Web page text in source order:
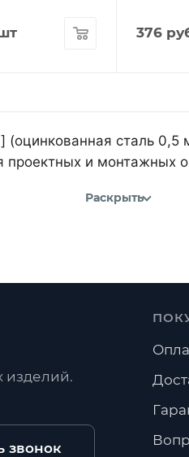
376
сталь
и монтажных
Раскрыть
изделий.
звонок